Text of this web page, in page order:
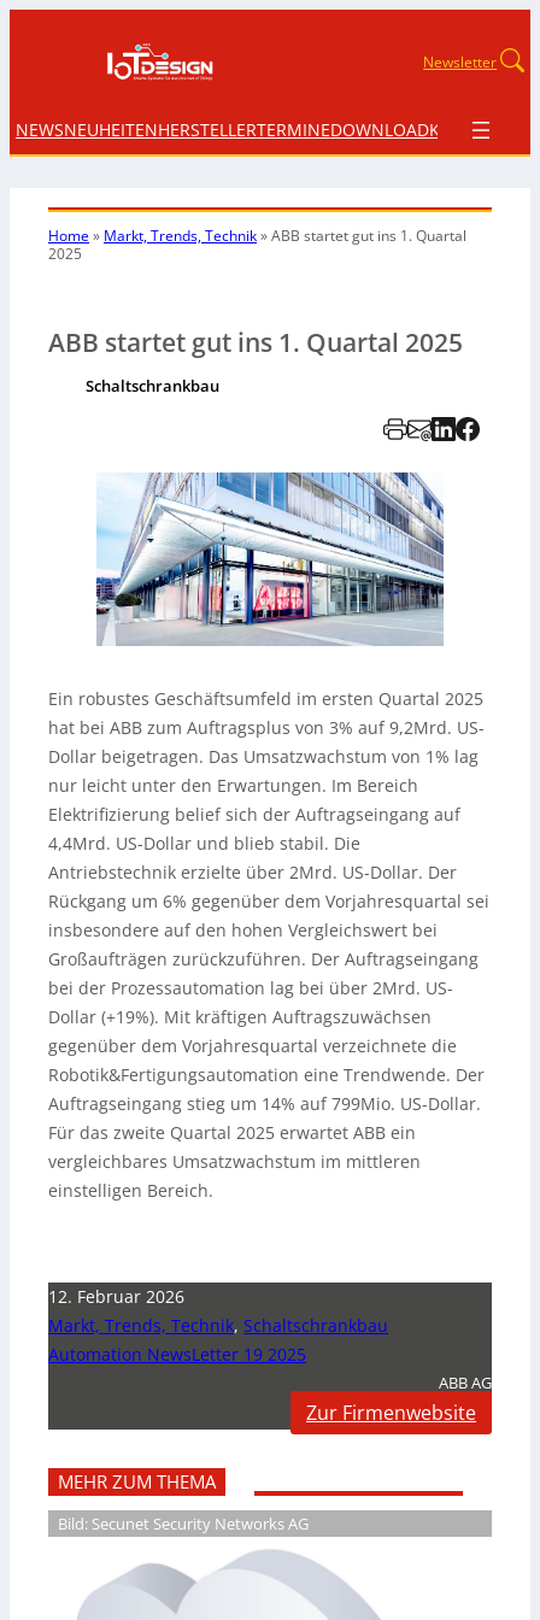
Newsletter
NEWSNEUHEITENHERSTELLERTERMINEDOWNLOADKONTAKT
Home» Markt, Trends, Technik»ABB startet gut ins 1. Quartal
2025
ABB startet gut ins 1. Quartal 2025
Schaltschrankbau
Ein robustes Geschäftsumfeld im ersten Quartal 2025
hat bei ABB zum Auftragsplus von 3% auf 9,2Mrd. US-
Dollar beigetragen. Das Umsatzwachstum von 1% lag
nur leicht unter den Erwartungen. Im Bereich
Elektrifizierung belief sich der Auftragseingang auf
4,4Mrd. US-Dollar und blieb stabil. Die
Antriebstechnik erzielte über 2Mrd. US-Dollar. Der
Rückgang um 6% gegenüber dem Vorjahresquartal sei
insbesondere auf den hohen Vergleichswert bei
Großaufträgen zurückzuführen. Der Auftragseingang
bei der Prozessautomation lag bei über 2Mrd. US-
Dollar (+19%). Mit kräftigen Auftragszuwächsen
gegenüber dem Vorjahresquartal verzeichnete die
Robotik&Fertigungsautomation eine Trendwende. Der
Auftragseingang stieg um 14% auf 799Mio. US-Dollar.
Für das zweite Quartal 2025 erwartet ABB ein
vergleichbares Umsatzwachstum im mittleren
einstelligen Bereich.
12. Februar 2026
Markt, Trends, Technik, Schaltschrankbau
Automation NewsLetter 19 2025
ABB AG
Zur Firmenwebsite
MEHR ZUM THEMA
Bild: Secunet Security Networks AG